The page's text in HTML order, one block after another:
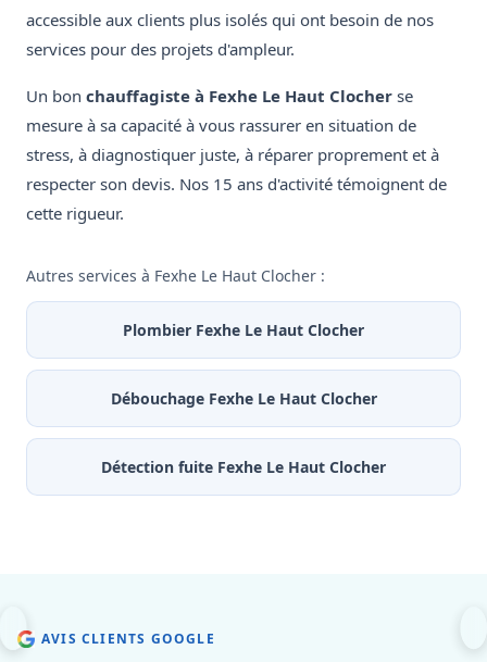
accessible aux clients plus isolés qui ont besoin de nos
services pour des projets d'ampleur.
Un bon chauffagiste à Fexhe Le Haut Clocher se
mesure à sa capacité à vous rassurer en situation de
stress, à diagnostiquer juste, à réparer proprement et à
respecter son devis. Nos 15 ans d'activité témoignent de
cette rigueur.
Autres services à Fexhe Le Haut Clocher :
Plombier Fexhe Le Haut Clocher
Débouchage Fexhe Le Haut Clocher
Détection fuite Fexhe Le Haut Clocher
AVIS CLIENTS GOOGLE